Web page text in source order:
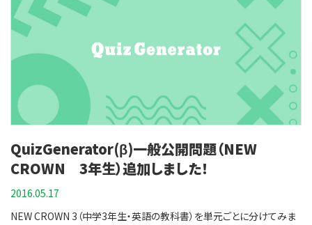
グ）問題選択問題Let's Talk 4 入力（タイピング）問題選択問題Let's
Read 1 前半入力（タイピング）問題選択問題 後半入力（タイピング）問
題選択問題Lesson 5GET 入力（タイピング）問題選択問題 USE 入力
（タイピング）問題選択問題Let's Talk 5 入力（タイピング）問題選択問
題Lesson 6GET 入力（タイピング）問題選択問題 USE 入力（タイピン
グ）問題選択問題Let's Talk 6 入力（タイピング）問題選択問題
Lesson 7GET前半入力（タイピング）問題選択問題 後半入力（タイピ
ング）問題選択問題 USE 入力（タイピング）問題選択問題Lesson
8GET 入力（タイピング）問題選択問題 USE 入力（タイピング）問題選
択問題Let's Talk 7 入力（タイピング）問題選択問題Let's Read 2 前
題 お世話になった、10ン年前も、「Uluru」を学習しました。Lesson4の
飾り巻き寿司は、最近ものすごく人気ですね！
QuizGenerator(β)一般公開問題（NEW
CROWN 3年生）追加しました！
2016.05.17
NEW CROWN 3（中学3年生・英語の教科書）を単元ごとに分けてみま